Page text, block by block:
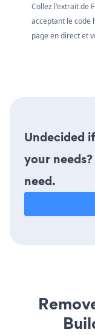
Collez l'extrait de
acceptant le code
page en direct et
Undecided
your
need.